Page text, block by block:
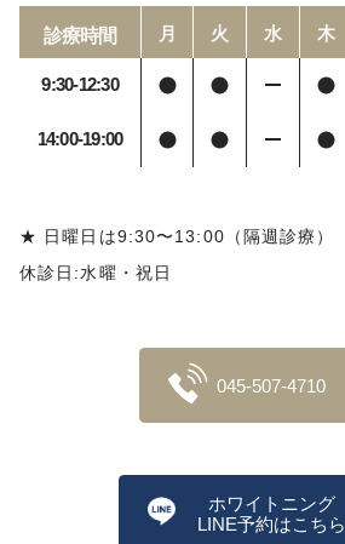
診療時間 月 火 水 木
9:30-12:30
14:00-19:00
★ 日曜日は9:30〜13:00（隔週診療）
休診日:水曜・祝日
045-507-4710
ホワイトニング
LINE予約はこちら